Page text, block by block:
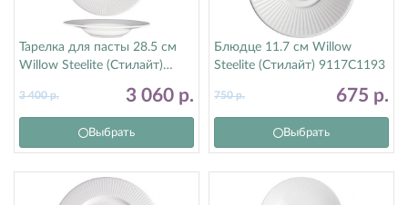
Тарелка для пасты 28.5 см
Willow Steelite (Стилайт)
3 060 р.
3 400р.
Выбрать
Блюдце 11.7 см Willow
Steelite (Стилайт) 9117C1193
675 р.
750р.
Выбрать